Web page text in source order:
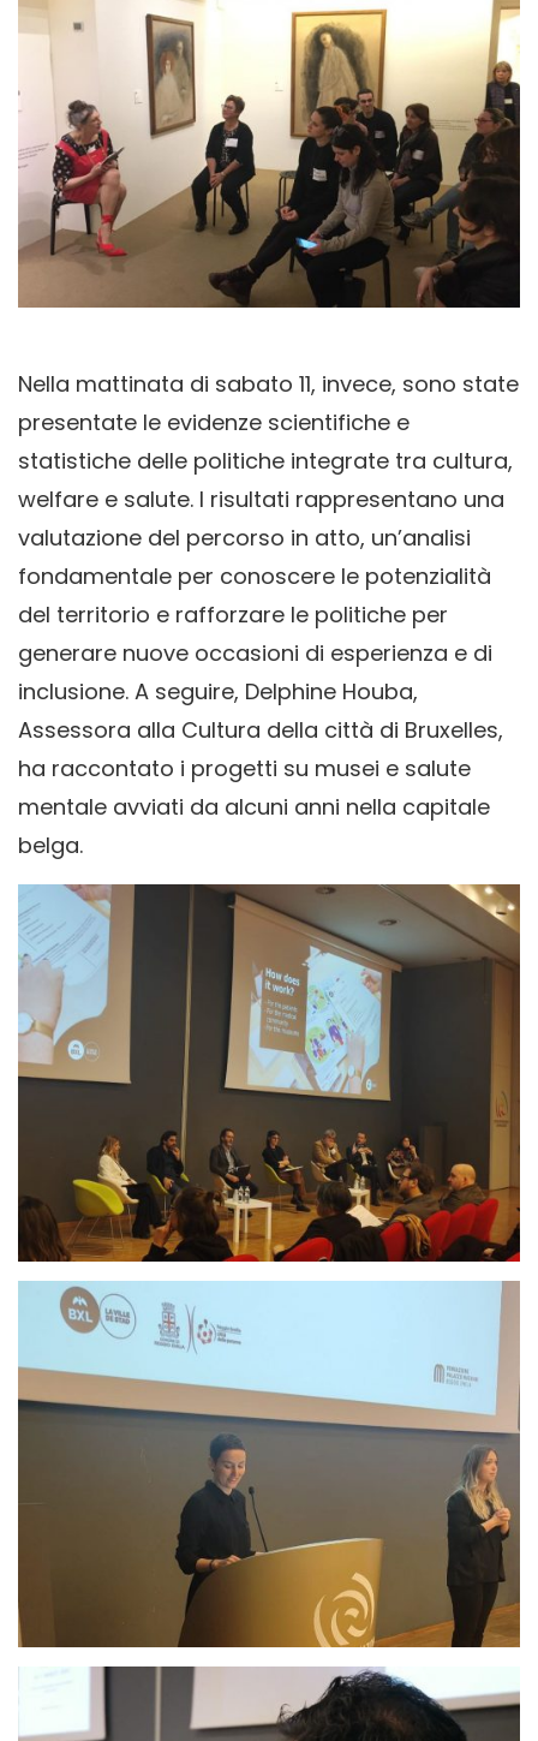
Nella mattinata di sabato 11, invece, sono state
presentate le evidenze scientifiche e
statistiche delle politiche integrate tra cultura,
welfare e salute. I risultati rappresentano una
valutazione del percorso in atto, un’analisi
fondamentale per conoscere le potenzialità
del territorio e rafforzare le politiche per
generare nuove occasioni di esperienza e di
inclusione. A seguire, Delphine Houba,
Assessora alla Cultura della città di Bruxelles,
ha raccontato i progetti su musei e salute
mentale avviati da alcuni anni nella capitale
belga.